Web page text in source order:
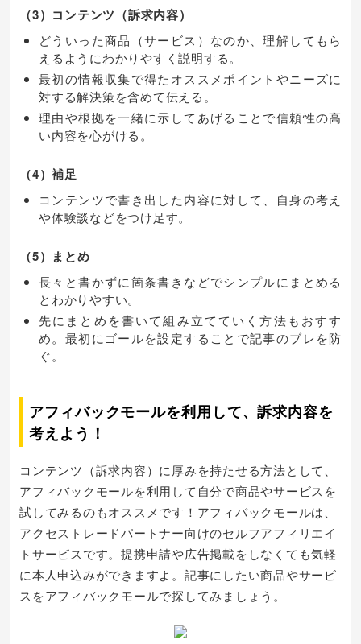
（3）コンテンツ（訴求内容）
どういった商品（サービス）なのか、理解してもら
えるようにわかりやすく説明する。
最初の情報収集で得たオススメポイントやニーズに
対する解決策を含めて伝える。
理由や根拠を一緒に示してあげることで信頼性の高
い内容を心がける。
（4）補足
コンテンツで書き出した内容に対して、自身の考え
や体験談などをつけ足す。
（5）まとめ
長々と書かずに箇条書きなどでシンプルにまとめる
とわかりやすい。
先にまとめを書いて組み立てていく方法もおすす
め。最初にゴールを設定することで記事のブレを防
ぐ。
アフィバックモールを利用して、訴求内容を
考えよう！
コンテンツ（訴求内容）に厚みを持たせる方法として、
アフィバックモールを利用して自分で商品やサービスを
試してみるのもオススメです！アフィバックモールは、
アクセストレードパートナー向けのセルフアフィリエイ
トサービスです。提携申請や広告掲載をしなくても気軽
に本人申込みができますよ。記事にしたい商品やサービ
スをアフィバックモールで探してみましょう。